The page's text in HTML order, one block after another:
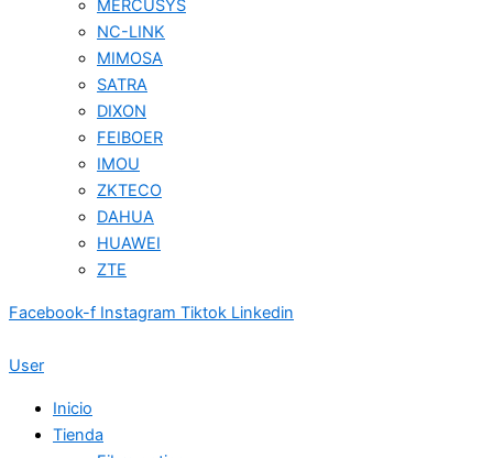
MERCUSYS
NC-LINK
MIMOSA
SATRA
DIXON
FEIBOER
IMOU
ZKTECO
DAHUA
HUAWEI
ZTE
Facebook-f Instagram Tiktok Linkedin
User
Inicio
Tienda